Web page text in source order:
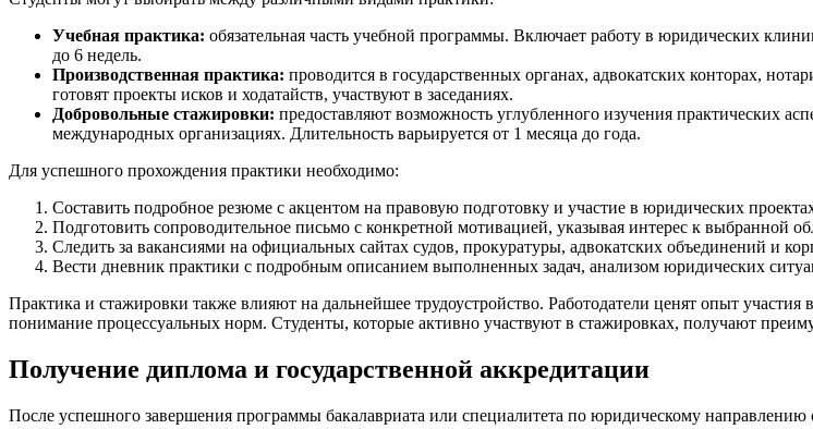
Учебная практика: обязательная часть учебной программы. Включает работу в юридических
до 6 недель.
Производственная практика: проводится в государственных органах, адвокатских конторах,
готовят проекты исков и ходатайств, участвуют в заседаниях.
Добровольные стажировки: предоставляют возможность углубленного изучения практических
международных организациях. Длительность варьируется от 1 месяца до года.
Для успешного прохождения практики необходимо:
Составить подробное резюме с акцентом на правовую подготовку и участие в юридических
Подготовить сопроводительное письмо с конкретной мотивацией, указывая интерес к выбранной
Следить за вакансиями на официальных сайтах судов, прокуратуры, адвокатских объединений и
Вести дневник практики с подробным описанием выполненных задач, анализом юридических
Практика и стажировки также влияют на дальнейшее трудоустройство. Работодатели ценят опыт
понимание процессуальных норм. Студенты, которые активно участвуют в стажировках, получают
Получение диплома и государственной аккредитации
После успешного завершения программы бакалавриата или специалитета по юридическому